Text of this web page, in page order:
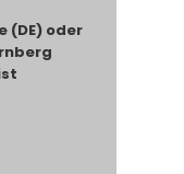
(DE) oder